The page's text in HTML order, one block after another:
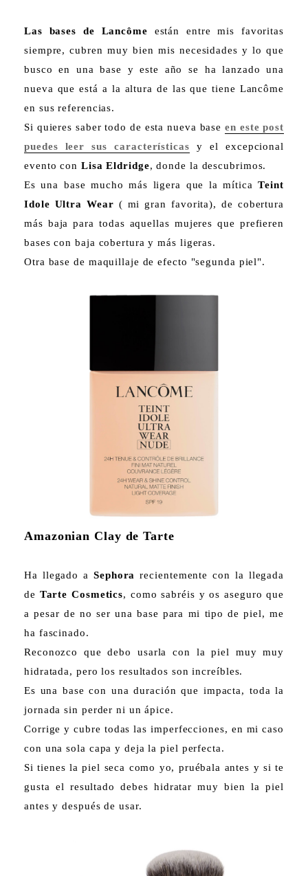
Las bases de Lancôme están entre mis favoritas
siempre, cubren muy bien mis necesidades y lo que
busco en una base y este año se ha lanzado una
nueva que está a la altura de las que tiene Lancôme
en sus referencias.
Si quieres saber todo de esta nueva baseen este post
puedes leer sus características y el excepcional
evento con Lisa Eldridge, donde la descubrimos.
Es una base mucho más ligera que la mítica Teint
Idole Ultra Wear ( mi gran favorita), de cobertura
más baja para todas aquellas mujeres que prefieren
bases con baja cobertura y más ligeras.
Otra base de maquillaje de efecto "segunda piel".
Amazonian Clay de Tarte
Ha llegado aSephorarecientemente con la llegada
de Tarte Cosmetics, como sabréis y os aseguro que
a pesar de no ser una base para mi tipo de piel, me
ha fascinado.
Reconozco que debo usarla con la piel muy muy
hidratada, pero los resultados son increíbles.
Es una base con una duración que impacta, toda la
jornada sin perder ni un ápice.
Corrige y cubre todas las imperfecciones, en mi caso
con una sola capa y deja la piel perfecta.
Si tienes la piel seca como yo, pruébala antes y si te
gusta el resultado debes hidratar muy bien la piel
antes y después de usar.